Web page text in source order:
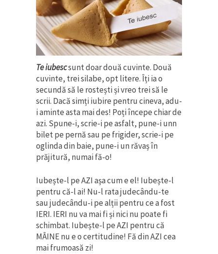
Te iubescsunt doar două cuvinte. Două
cuvinte, trei silabe, opt litere. Îți ia o
secundă să le rostești și vreo trei să le
scrii. Dacă simți iubire pentru cineva, adu-
i aminte asta mai des! Poți începe chiar de
azi. Spune-i, scrie-i pe asfalt, pune-i unn
bilet pe pernă sau pe frigider, scrie-i pe
oglinda din baie, pune-i un răvaș în
prăjitură, numai fă-o!
Iubește-l pe AZI așa cum e el! Iubește-l
pentru că-l ai! Nu-l rata judecându-te
sau judecându-i pe alții pentru ce a fost
IERI. IERI nu va mai fi și nici nu poate fi
schimbat. Iubește-l pe AZI pentru că
MÂINE nu e o certitudine! Fă din AZI cea
mai frumoasă zi!